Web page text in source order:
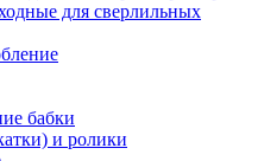
для сверлильных
бабки
и ролики